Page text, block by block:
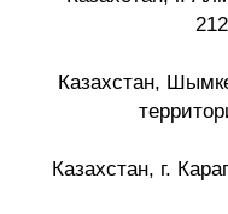
Казахстан,
Казахстан, г.